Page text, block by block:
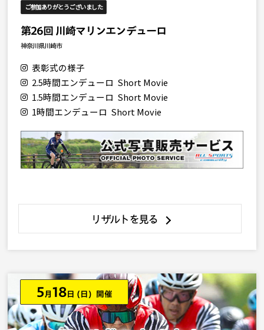
ご参加ありがとうございました
第26回 川崎マリンエンデューロ
神奈川県川崎市
表彰式の様子
2.5時間エンデューロ Short Movie
1.5時間エンデューロ Short Movie
1時間エンデューロ Short Movie
リザルトを見る
5 月 18日 (日) 開催